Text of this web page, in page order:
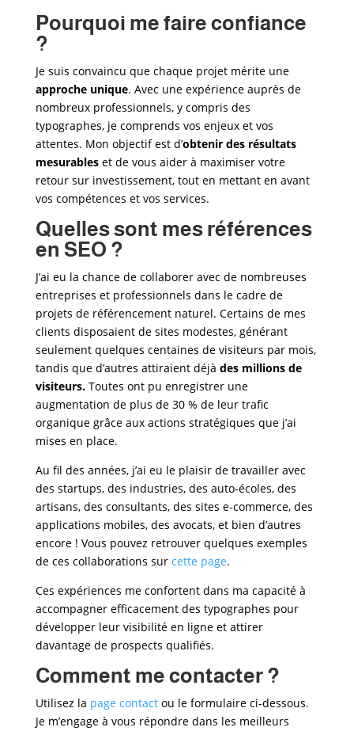
Pourquoi me faire confiance
?
Je suis convaincu que chaque projet mérite une
approche unique. Avec une expérience auprès de
nombreux professionnels, y compris des
typographes, je comprends vos enjeux et vos
attentes. Mon objectif est d’obtenir des résultats
mesurableset de vous aider à maximiser votre
retour sur investissement, tout en mettant en avant
vos compétences et vos services.
Quelles sont mes références
en SEO ?
J’ai eu la chance de collaborer avec de nombreuses
entreprises et professionnels dans le cadre de
projets de référencement naturel. Certains de mes
clients disposaient de sites modestes, générant
seulement quelques centaines de visiteurs par mois,
tandis que d’autres attiraient déjà des millions de
visiteurs.Toutes ont pu enregistrer une
augmentation de plus de 30 % de leur trafic
organique grâce aux actions stratégiques que j’ai
mises en place.
Au fil des années, j’ai eu le plaisir de travailler avec
des startups, des industries, des auto-écoles, des
artisans, des consultants, des sites e-commerce, des
applications mobiles, des avocats, et bien d’autres
encore ! Vous pouvez retrouver quelques exemples
de ces collaborations sur cette page.
Ces expériences me confortent dans ma capacité à
accompagner efficacement des typographes pour
développer leur visibilité en ligne et attirer
davantage de prospects qualifiés.
Comment me contacter ?
Utilisez la page contactou le formulaire ci-dessous.
Je m’engage à vous répondre dans les meilleurs